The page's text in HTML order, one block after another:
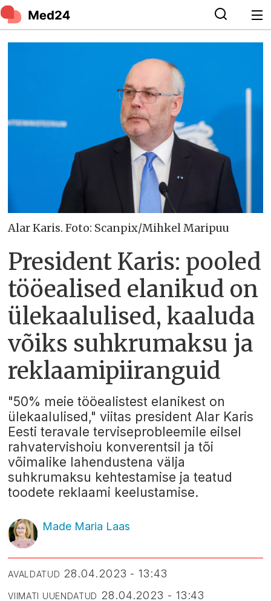
Alar Karis. Foto: Scanpix/Mihkel Maripuu
President Karis: pooled
tööealised elanikud on
ülekaalulised, kaaluda
võiks suhkrumaksu ja
reklaamipiiranguid
"50% meie tööealistest elanikest on
ülekaalulised," viitas president Alar Karis
Eesti teravale terviseprobleemile eilsel
rahvatervishoiu konverentsil ja tõi
võimalike lahendustena välja
suhkrumaksu kehtestamise ja teatud
toodete reklaami keelustamise.
Made Maria Laas
AVALDATUD 28.04.2023 - 13:43
VIIMATI UUENDATUD 28.04.2023 - 13:43